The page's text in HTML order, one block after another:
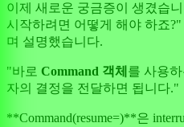
이제 새로운 궁금증이 생겼습
시작하려면 어떻게 해야 하죠
며 설명했습니다.
"바로 Command 객체 를 사용
자의 결정을 전달하면 됩니다."
**Command(resume=)**은